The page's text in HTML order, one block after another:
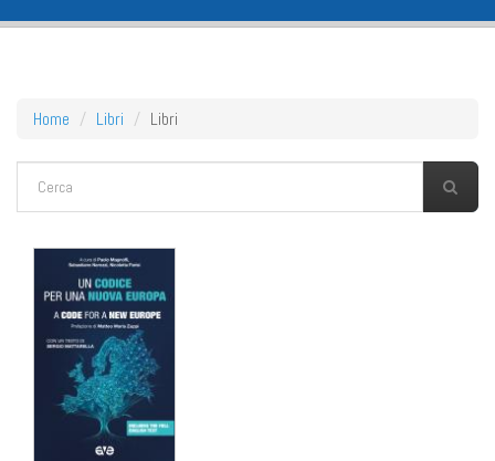
Home Libri Libri
FORM DI RICERCA